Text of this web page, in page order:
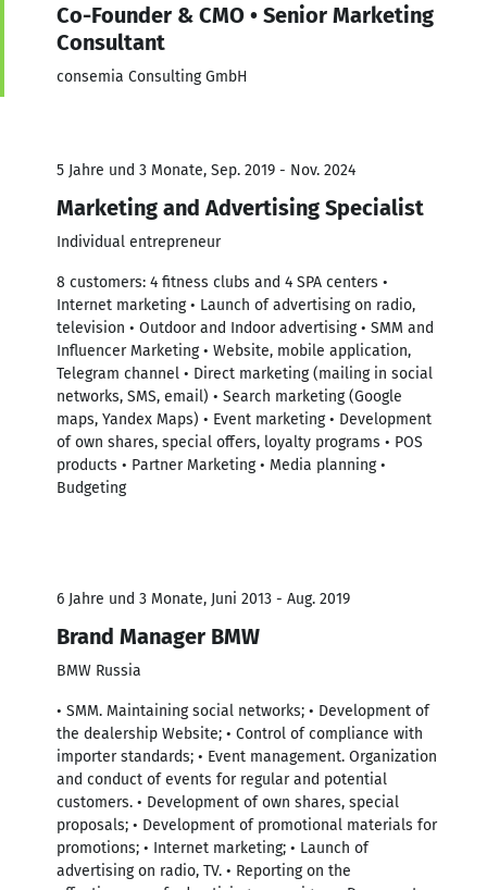
Co-Founder & CMO • Senior Marketing
Consultant
consemia Consulting GmbH
5 Jahre und 3 Monate, Sep. 2019 - Nov. 2024
Marketing and Advertising Specialist
Individual entrepreneur
8 customers: 4 fitness clubs and 4 SPA centers •
Internet marketing • Launch of advertising on radio,
television • Outdoor and Indoor advertising • SMM and
Influencer Marketing • Website, mobile application,
Telegram channel • Direct marketing (mailing in social
networks, SMS, email) • Search marketing (Google
maps, Yandex Maps) • Event marketing • Development
of own shares, special offers, loyalty programs • POS
products • Partner Marketing • Media planning •
Budgeting
6 Jahre und 3 Monate, Juni 2013 - Aug. 2019
Brand Manager BMW
BMW Russia
• SMM. Maintaining social networks; • Development of
the dealership Website; • Control of compliance with
importer standards; • Event management. Organization
and conduct of events for regular and potential
customers. • Development of own shares, special
proposals; • Development of promotional materials for
promotions; • Internet marketing; • Launch of
advertising on radio, TV. • Reporting on the